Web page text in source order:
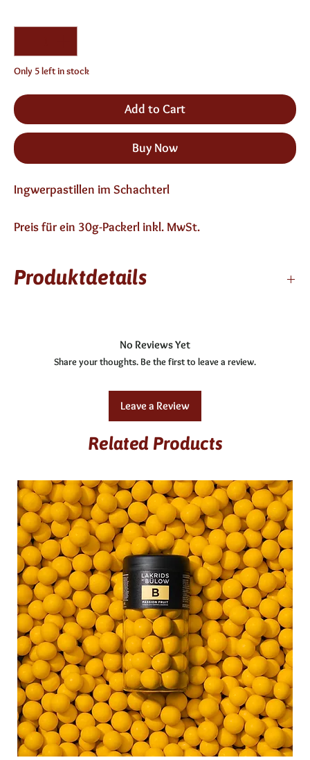
Only 5 left in stock
Add to Cart
Buy Now
Ingwerpastillen im Schachterl
Preis für ein 30g-Packerl inkl. MwSt.
Produktdetails
No Reviews Yet
Share your thoughts. Be the first to leave a review.
Leave a Review
Related Products